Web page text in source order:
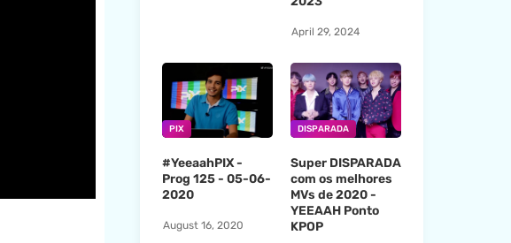
April 29, 2024
PIX
#YeeaahPIX -
Prog 125 - 05-06-
2020
August 16, 2020
DISPARADA
Super DISPARADA
com os melhores
MVs de 2020 -
YEEAAH Ponto
KPOP